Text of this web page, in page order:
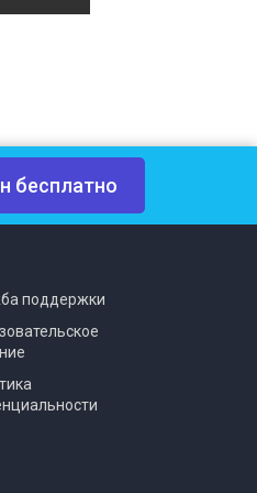
бесплатно
поддержки